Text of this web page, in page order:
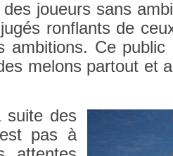
joueurs sans
ronflants de
am­bi­tions. Ce
melons par­tout et
suite des
pas à